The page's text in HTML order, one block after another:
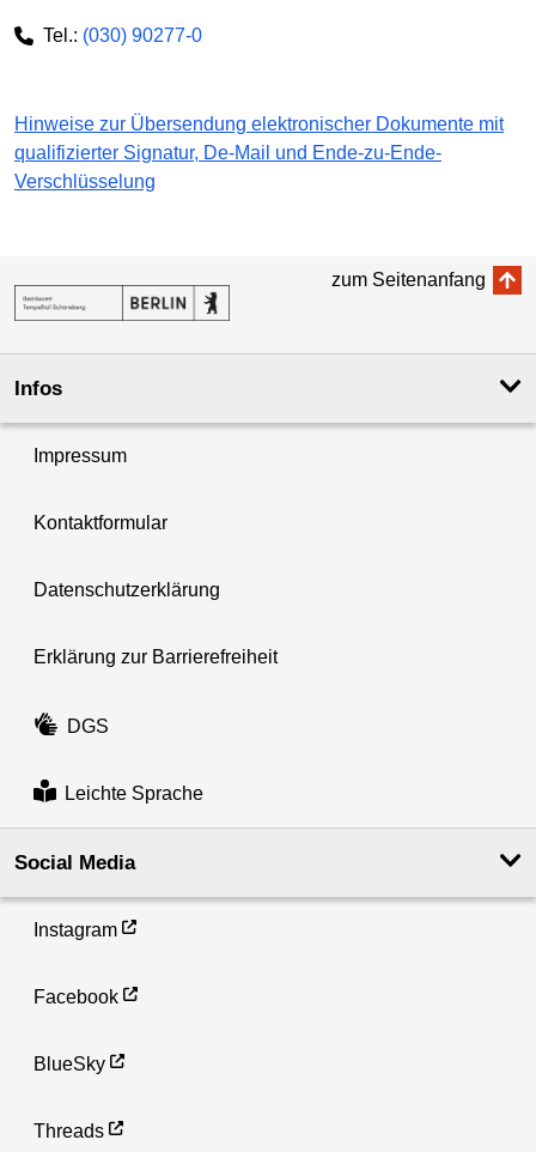
Tel.: (030) 90277-0
Hinweise zur Übersendung elektronischer Dokumente mit
qualifizierter Signatur, De-Mail und Ende-zu-Ende-
Verschlüsselung
zum Seitenanfang
Infos
Impressum
Kontaktformular
Datenschutzerklärung
Erklärung zur Barrierefreiheit
DGS
Leichte Sprache
Social Media
Instagram
Facebook
BlueSky
Threads